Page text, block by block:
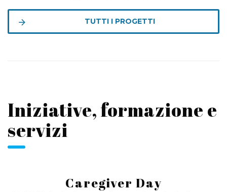
TUTTI I PROGETTI
Iniziative, formazione e
servizi
Caregiver Day